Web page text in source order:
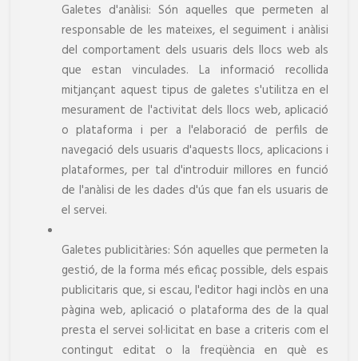
Galetes d'anàlisi: Són aquelles que permeten al
responsable de les mateixes, el seguiment i anàlisi
del comportament dels usuaris dels llocs web als
que estan vinculades. La informació recollida
mitjançant aquest tipus de galetes s'utilitza en el
mesurament de l'activitat dels llocs web, aplicació
o plataforma i per a l'elaboració de perfils de
navegació dels usuaris d'aquests llocs, aplicacions i
plataformes, per tal d'introduir millores en funció
de l'anàlisi de les dades d'ús que fan els usuaris de
el servei.
Galetes publicitàries: Són aquelles que permeten la
gestió, de la forma més eficaç possible, dels espais
publicitaris que, si escau, l'editor hagi inclòs en una
pàgina web, aplicació o plataforma des de la qual
presta el servei sol·licitat en base a criteris com el
contingut editat o la freqüència en què es